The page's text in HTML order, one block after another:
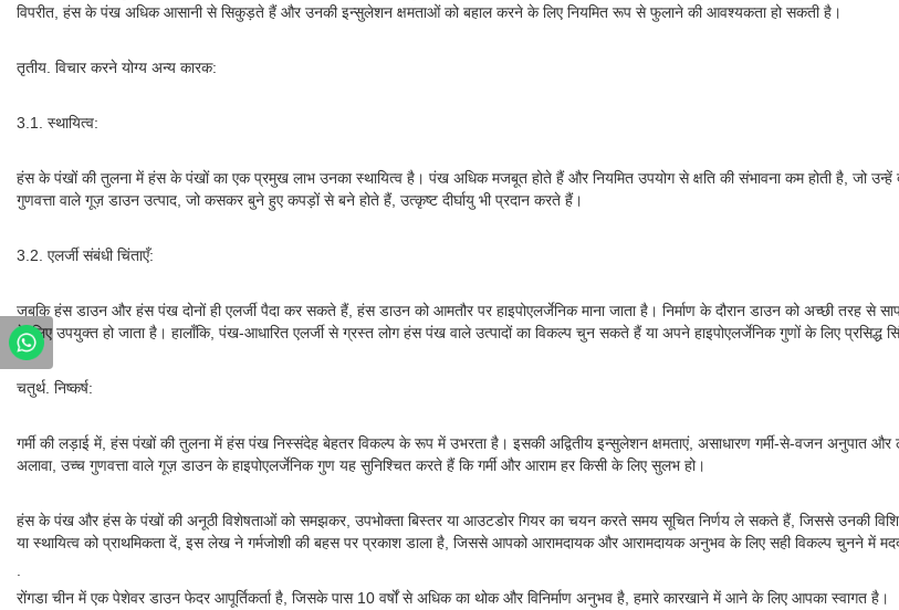
विपरीत, हंस के पंख अधिक आसानी से सिकुड़ते हैं और उनकी इन्सुलेशन क्षमताओं को बहाल करने के लिए नियमित रूप से फुलाने की आवश्यकता हो सकती है।
तृतीय. विचार करने योग्य अन्य कारक:
3.1. स्थायित्व:
हंस के पंखों की तुलना में हंस के पंखों का एक प्रमुख लाभ उनका स्थायित्व है। पंख अधिक मजबूत होते हैं और नियमित उपयोग से क्षति की संभावना कम होती है, जो उन्हें
गुणवत्ता वाले गूज़ डाउन उत्पाद, जो कसकर बुने हुए कपड़ों से बने होते हैं, उत्कृष्ट दीर्घायु भी प्रदान करते हैं।
3.2. एलर्जी संबंधी चिंताएँ:
जबकि हंस डाउन और हंस पंख दोनों ही एलर्जी पैदा कर सकते हैं, हंस डाउन को आमतौर पर हाइपोएलर्जेनिक माना जाता है। निर्माण के दौरान डाउन को अच्छी तरह से
के लिए उपयुक्त हो जाता है। हालाँकि, पंख-आधारित एलर्जी से ग्रस्त लोग हंस पंख वाले उत्पादों का विकल्प चुन सकते हैं या अपने हाइपोएलर्जेनिक गुणों के लिए प्रसिद्ध
चतुर्थ. निष्कर्ष:
गर्मी की लड़ाई में, हंस पंखों की तुलना में हंस पंख निस्संदेह बेहतर विकल्प के रूप में उभरता है। इसकी अद्वितीय इन्सुलेशन क्षमताएं, असाधारण गर्मी-से-वजन अनुपात
अलावा, उच्च गुणवत्ता वाले गूज़ डाउन के हाइपोएलर्जेनिक गुण यह सुनिश्चित करते हैं कि गर्मी और आराम हर किसी के लिए सुलभ हो।
हंस के पंख और हंस के पंखों की अनूठी विशेषताओं को समझकर, उपभोक्ता बिस्तर या आउटडोर गियर का चयन करते समय सूचित निर्णय ले सकते हैं, जिससे उनकी
या स्थायित्व को प्राथमिकता दें, इस लेख ने गर्मजोशी की बहस पर प्रकाश डाला है, जिससे आपको आरामदायक और आरामदायक अनुभव के लिए सही विकल्प चुनने में
रोंगडा चीन में एक पेशेवर डाउन फेदर आपूर्तिकर्ता है, जिसके पास 10 वर्षों से अधिक का थोक और विनिर्माण अनुभव है, हमारे कारखाने में आने के लिए आपका स्वागत है।